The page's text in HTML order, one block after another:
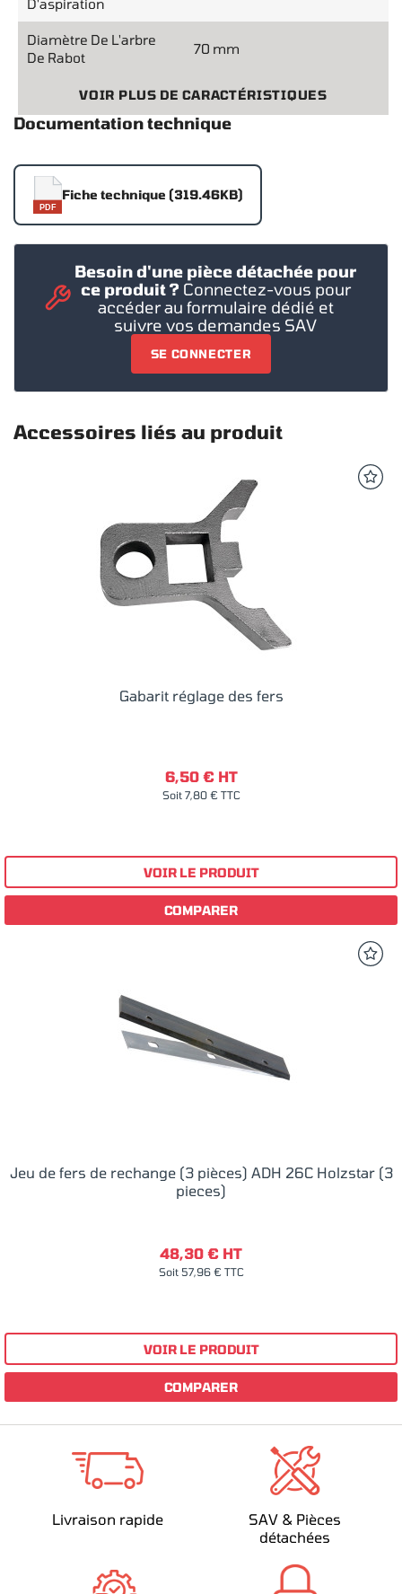
D'aspiration
Diamètre De L'arbre
De Rabot
70 mm
VOIR PLUS DE CARACTÉRISTIQUES
Documentation technique
PDF
Fiche technique (319.46KB)
Besoin d'une pièce détachée pour
ce produit ? Connectez-vous pour
accéder au formulaire dédié et
suivre vos demandes SAV
SE CONNECTER
Accessoires liés au produit
Gabarit réglage des fers
6,50 € HT
Soit 7,80 € TTC
VOIR LE PRODUIT
COMPARER
Jeu de fers de rechange (3 pièces) ADH 26C Holzstar (3
pieces)
48,30 € HT
Soit 57,96 € TTC
VOIR LE PRODUIT
COMPARER
Livraison rapide
SAV & Pièces
détachées